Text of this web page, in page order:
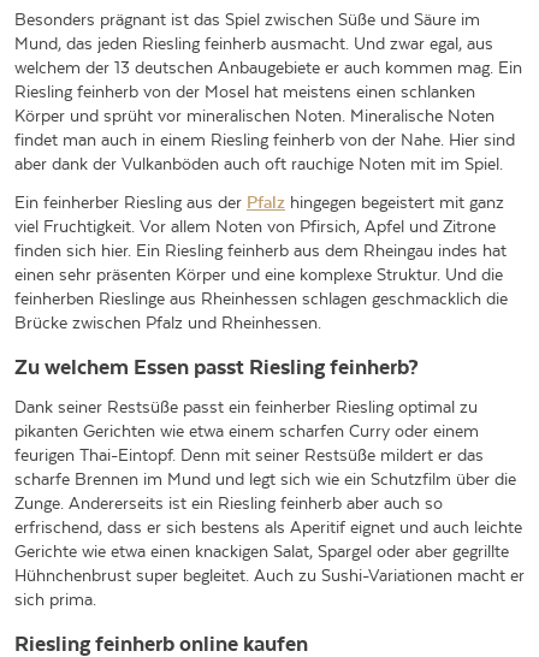
Besonders prägnant ist das Spiel zwischen Süße und Säure im
Mund, das jeden Riesling feinherb ausmacht. Und zwar egal, aus
welchem der 13 deutschen Anbaugebiete er auch kommen mag. Ein
Riesling feinherb von der Mosel hat meistens einen schlanken
Körper und sprüht vor mineralischen Noten. Mineralische Noten
findet man auch in einem Riesling feinherb von der Nahe. Hier sind
aber dank der Vulkanböden auch oft rauchige Noten mit im Spiel.
Ein feinherber Riesling aus der Pfalz hingegen begeistert mit ganz
viel Fruchtigkeit. Vor allem Noten von Pfirsich, Apfel und Zitrone
finden sich hier. Ein Riesling feinherb aus dem Rheingau indes hat
einen sehr präsenten Körper und eine komplexe Struktur. Und die
feinherben Rieslinge aus Rheinhessen schlagen geschmacklich die
Brücke zwischen Pfalz und Rheinhessen.
Zu welchem Essen passt Riesling feinherb?
Dank seiner Restsüße passt ein feinherber Riesling optimal zu
pikanten Gerichten wie etwa einem scharfen Curry oder einem
feurigen Thai-Eintopf. Denn mit seiner Restsüße mildert er das
scharfe Brennen im Mund und legt sich wie ein Schutzfilm über die
Zunge. Andererseits ist ein Riesling feinherb aber auch so
erfrischend, dass er sich bestens als Aperitif eignet und auch leichte
Gerichte wie etwa einen knackigen Salat, Spargel oder aber gegrillte
Hühnchenbrust super begleitet. Auch zu Sushi-Variationen macht er
sich prima.
Riesling feinherb online kaufen